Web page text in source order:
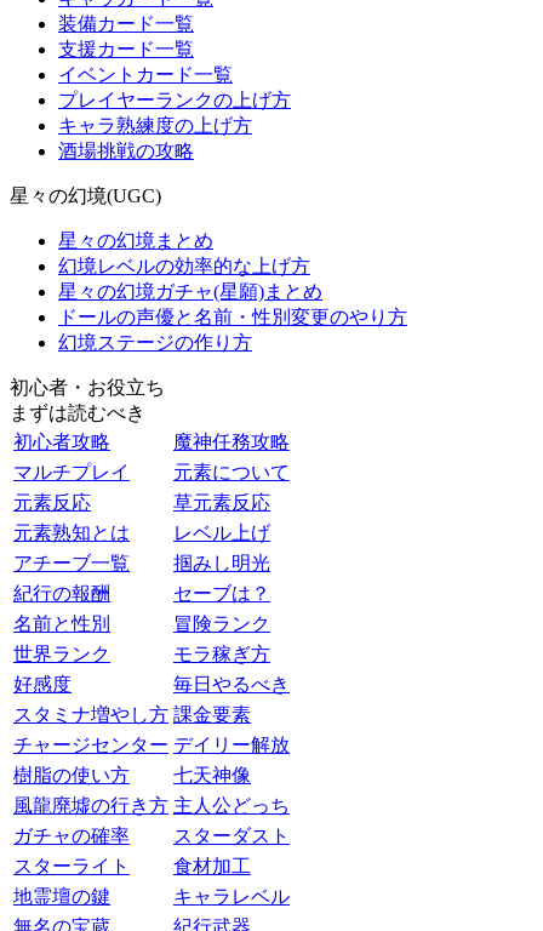
装備カード一覧
支援カード一覧
イベントカード一覧
プレイヤーランクの上げ方
キャラ熟練度の上げ方
酒場挑戦の攻略
星々の幻境(UGC)
星々の幻境まとめ
幻境レベルの効率的な上げ方
星々の幻境ガチャ(星願)まとめ
ドールの声優と名前・性別変更のやり方
幻境ステージの作り方
初心者・お役立ち
まずは読むべき
初心者攻略
魔神任務攻略
マルチプレイ
元素について
元素反応
草元素反応
元素熟知とは
レベル上げ
アチーブ一覧
掴みし明光
紀行の報酬
セーブは？
名前と性別
冒険ランク
世界ランク
モラ稼ぎ方
好感度
毎日やるべき
スタミナ増やし方 課金要素
チャージセンター デイリー解放
樹脂の使い方
七天神像
風龍廃墟の行き方 主人公どっち
ガチャの確率
スターダスト
スターライト
食材加工
地霊壇の鍵
キャラレベル
無名の宝蔵
紀行武器